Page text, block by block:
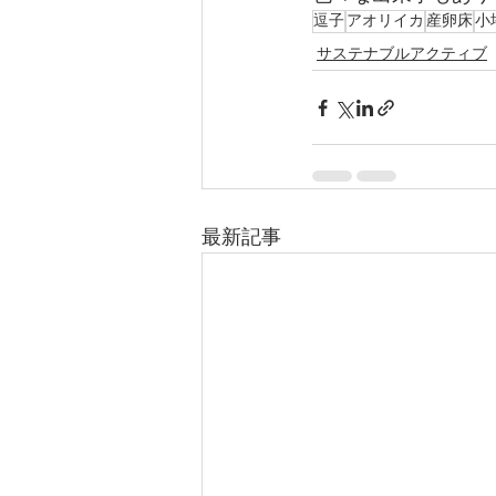
逗子アオリイカ 産卵床小
サステナブルアクティブ
最新記事